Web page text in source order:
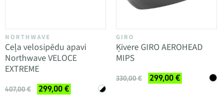
NORTHWAVE
Ceļa velosipēdu apavi
Northwave VELOCE
EXTREME
407,00 € 299,00 €
GIRO
Ķivere GIRO AEROHEAD
MIPS
330,00 € 299,00 €